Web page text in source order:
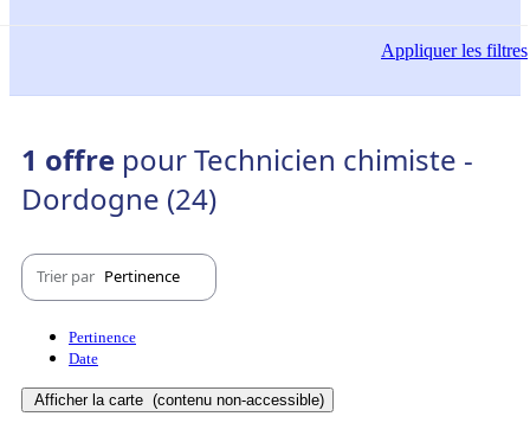
Appliquerles filtres
1 offre pour Technicien chimiste -
Dordogne (24)
Trier par Pertinence
Pertinence
Date
Afficher la carte (contenu non-accessible)